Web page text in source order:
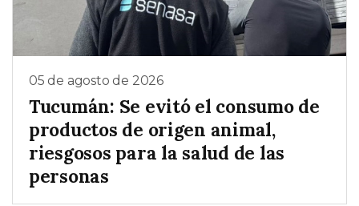
05 de agosto de 2026
Tucumán: Se evitó el consumo de
productos de origen animal,
riesgosos para la salud de las
personas